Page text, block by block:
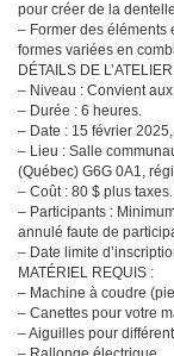
pour créer de la
– Former des éléments
formes variées en
DÉTAILS DE
– Niveau : Convient
– Durée : 6 heures.
– Date : 15 février
– Lieu : Salle
(Québec) G6G 0A1,
– Coût : 80 $ plus taxes.
– Participants :
annulé faute de
– Date limite
MATÉRIEL REQUIS :
– Machine à coudre
– Canettes pour votre
– Aiguilles pour